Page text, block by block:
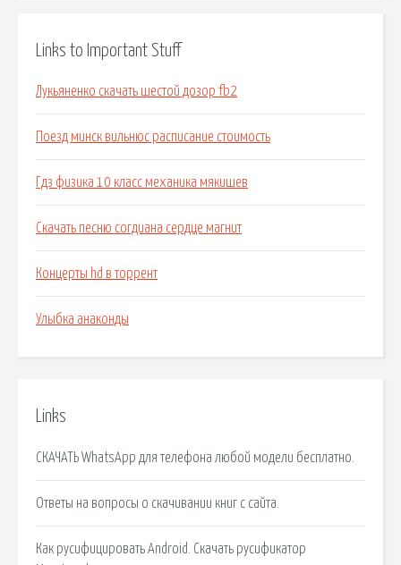
Links to Important Stuff
Лукьяненко скачать шестой дозор fb2
Поезд минск вильнюс расписание стоимость
Гдз физика 10 класс механика мякишев
Скачать песню согдиана сердце магнит
Концерты hd в торрент
Улыбка анаконды
Links
СКАЧАТЬ WhatsApp для телефона любой модели бесплатно.
Ответы на вопросы о скачивании книг с сайта.
Как русифицировать Android. Скачать русификатор